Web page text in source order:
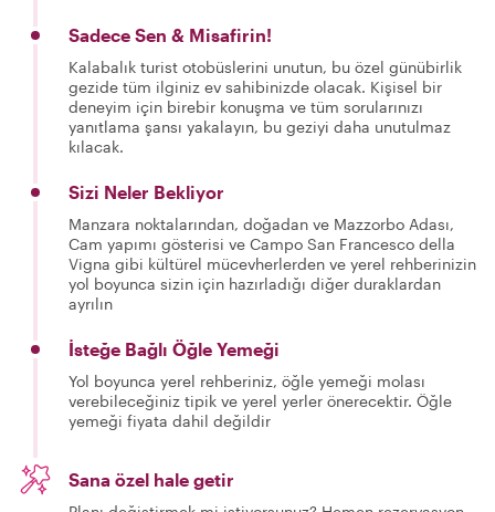
Sadece Sen & Misafirin!
Kalabalık turist otobüslerini unutun, bu özel günübirlik
gezide tüm ilginiz ev sahibinizde olacak. Kişisel bir
deneyim için birebir konuşma ve tüm sorularınızı
yanıtlama şansı yakalayın, bu geziyi daha unutulmaz
kılacak.
Sizi Neler Bekliyor
Manzara noktalarından, doğadan ve Mazzorbo Adası,
Cam yapımı gösterisi ve Campo San Francesco della
Vigna gibi kültürel mücevherlerden ve yerel rehberinizin
yol boyunca sizin için hazırladığı diğer duraklardan
ayrılın
İsteğe Bağlı Öğle Yemeği
Yol boyunca yerel rehberiniz, öğle yemeği molası
verebileceğiniz tipik ve yerel yerler önerecektir. Öğle
yemeği fiyata dahil değildir
Sana özel hale getir